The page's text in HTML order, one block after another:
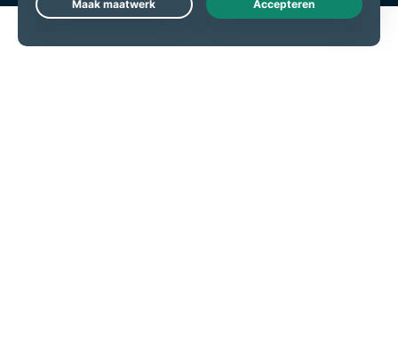
Live Chat